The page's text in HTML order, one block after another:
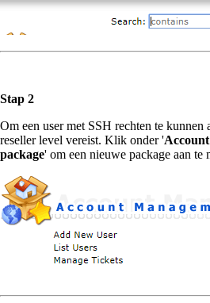
Stap 2
Om een user met SSH rechten te kunnen
reseller level vereist. Klik onder '
package' om een nieuwe package aan te